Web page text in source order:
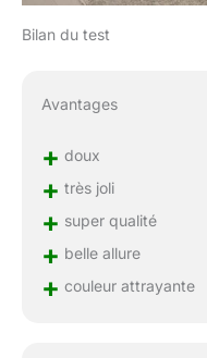
Bilan du test
Avantages
+ doux
+ très joli
+ super qualité
+ belle allure
+ couleur attrayante